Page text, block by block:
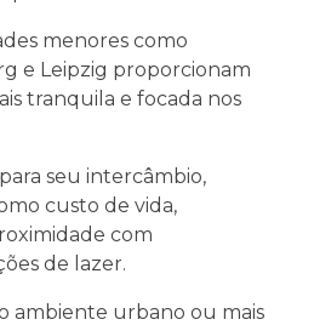
menores como
e Leipzig proporcionam
tranquila e focada nos
seu intercâmbio,
custo de vida,
com
de lazer.
ambiente urbano ou mais